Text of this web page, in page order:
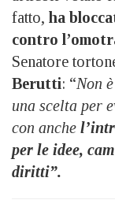
fatto, ha
contro
Senatore
Berutti: “Non
una scelta per
con anche
per le idee,
diritti”.